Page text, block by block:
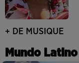
+ DE MUSIQUE
Mundo Latino